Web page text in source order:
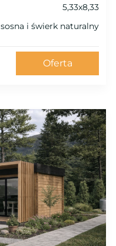
5,33x8,33
sosna i świerk naturalny
Oferta